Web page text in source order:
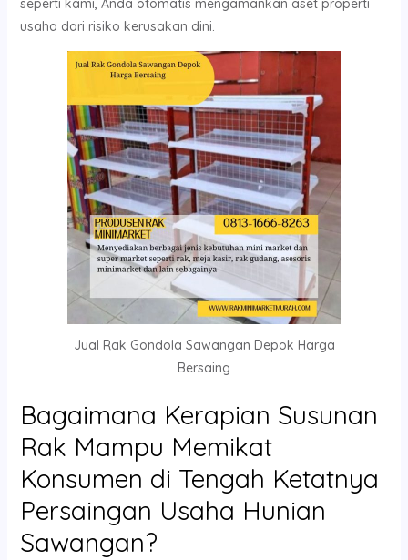
seperti kami, Anda otomatis mengamankan aset properti
usaha dari risiko kerusakan dini.
Jual Rak Gondola Sawangan Depok Harga
Bersaing
Bagaimana Kerapian Susunan
Rak Mampu Memikat
Konsumen di Tengah Ketatnya
Persaingan Usaha Hunian
Sawangan?